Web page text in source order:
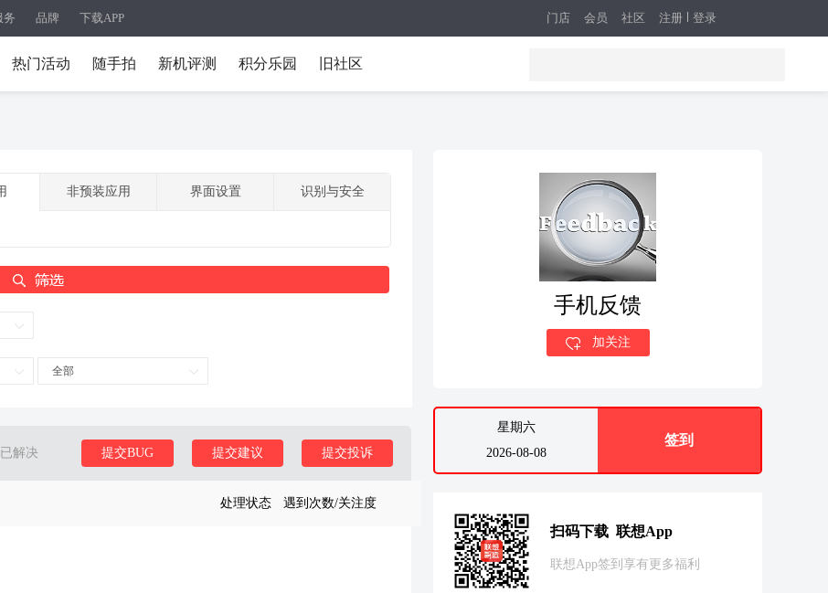
务 品牌 下载APP 注册 登录
门店 会员 社区
热门活动 随手拍 新机评测 积分乐园 旧社区
非预装应用 界面设置 识别与安全
全部
已解决 提交投诉
提交建议
提交BUG
处理状态 遇到次数/关注度
手机反馈
加关注
星期六
2026-08-08
签到
扫码下载 联想App
联想App签到享有更多福利